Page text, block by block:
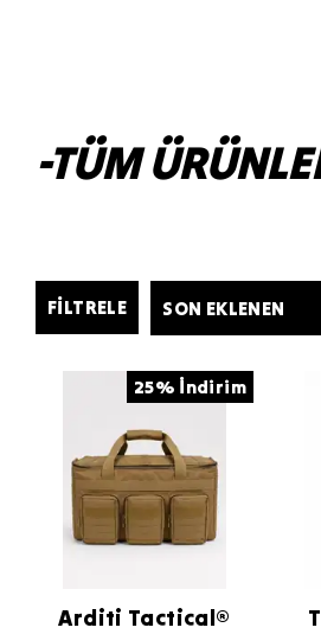
-TÜM
FILTRELE
25% İndirim
Arditi Tactical®